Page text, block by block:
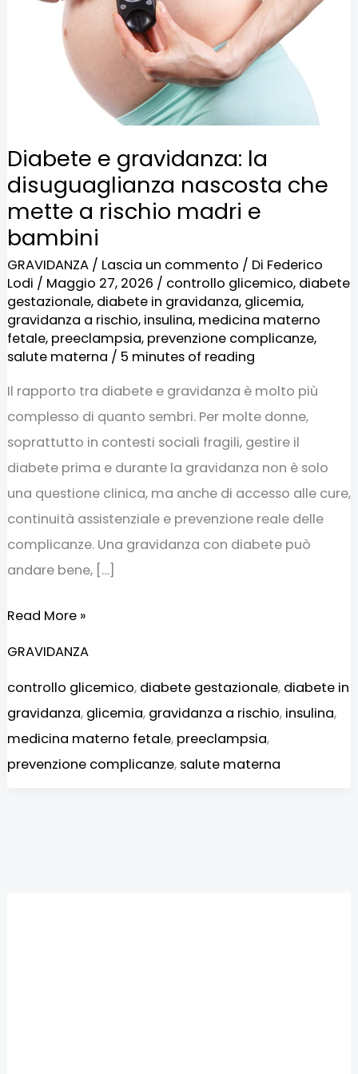
Diabete e gravidanza: la
disuguaglianza nascosta che
mette a rischio madri e
bambini
GRAVIDANZA/ Lascia un commento / Di Federico
Lodi / Maggio 27, 2026 / controllo glicemico, diabete
gestazionale, diabete in gravidanza, glicemia,
gravidanza a rischio, insulina, medicina materno
fetale, preeclampsia, prevenzione complicanze,
salute materna / 5 minutes of reading
Il rapporto tra diabete e gravidanza è molto più
complesso di quanto sembri. Per molte donne,
soprattutto in contesti sociali fragili, gestire il
diabete prima e durante la gravidanza non è solo
una questione clinica, ma anche di accesso alle cure,
continuità assistenziale e prevenzione reale delle
complicanze. Una gravidanza con diabete può
andare bene, […]
disuguaglianza
nascosta
madri
e
bambini
Read More »
GRAVIDANZA
controllo glicemico, diabete gestazionale, diabete in
gravidanza, glicemia, gravidanza a rischio, insulina,
medicina materno fetale, preeclampsia,
prevenzione complicanze, salute materna